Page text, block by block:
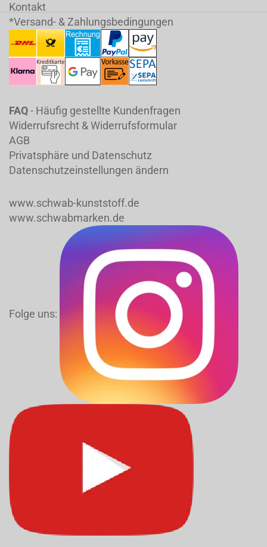
Kontakt
*Versand- & Zahlungsbedingungen
FAQ- Häufig gestellte Kundenfragen
Widerrufsrecht & Widerrufsformular
AGB
Privatsphäre und Datenschutz
Datenschutzeinstellungen ändern
www.schwab-kunststoff.de
www.schwabmarken.de
Folge uns: